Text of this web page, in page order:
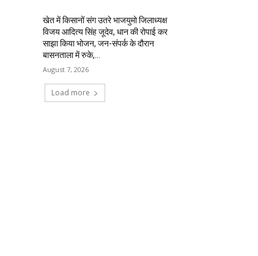
खेत में किसानों संग उतरे भाजयुमो जिलाध्यक्ष
विजय आदित्य सिंह जूदेव, धान की रोपाई कर
साझा किया भोजन, जन-संपर्क के दौरान
बासनताला में रुके,...
August 7, 2026
Load more